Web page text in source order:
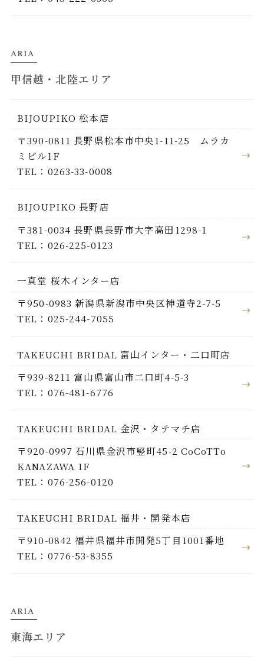
ARIA
甲信越・北陸エリア
BIJOUPIKO 松本店
〒390-0811 長野県松本市中央1-11-25 ムラカ
ミビル1F
TEL：0263-33-0008
BIJOUPIKO 長野店
〒381-0034 長野県長野市大字高田1298-1
TEL：026-225-0123
一真堂 桜木インター店
〒950-0983 新潟県新潟市中央区神道寺2-7-5
TEL：025-244-7055
TAKEUCHI BRIDAL 富山インター・二口町店
〒939-8211 富山県富山市二口町4-5-3
TEL：076-481-6776
TAKEUCHI BRIDAL 金沢・タテマチ店
〒920-0997 石川県金沢市竪町45-2 CoCoTTo
KANAZAWA 1F
TEL：076-256-0120
TAKEUCHI BRIDAL 福井・開発本店
〒910-0842 福井県福井市開発5丁目1001番地
TEL：0776-53-8355
ARIA
東海エリア